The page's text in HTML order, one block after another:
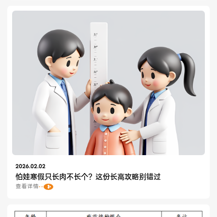
2026.02.02
怕娃寒假只长肉不长个？这份长高攻略别错过
查看详情